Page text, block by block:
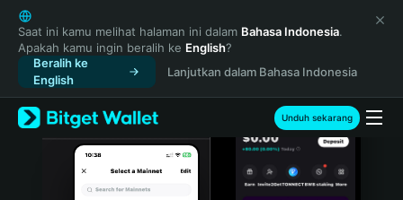
English
日本語
Tiếng Việt
Русский
Español (Latinoamérica)
Türkçe
Italiano
Saat ini kamu melihat halaman ini dalam Bahasa Indonesia.
Apakah kamu ingin beralih ke English?
Beralih ke
English
Lanjutkan dalam Bahasa Indonesia
Unduh sekarang